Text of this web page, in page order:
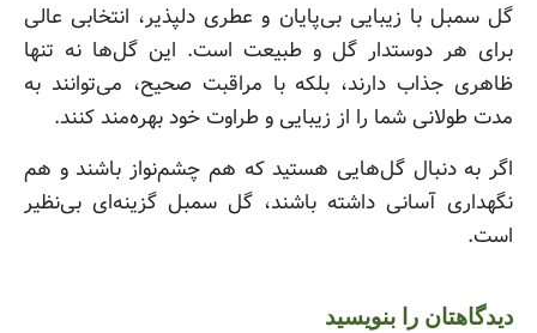
گل سمبل با زیبایی بی‌پایان و عطری دلپذیر، انتخابی عالی
برای هر دوستدار گل و طبیعت است. این گل‌ها نه تنها
ظاهری جذاب دارند، بلکه با مراقبت صحیح، می‌توانند به
مدت طولانی شما را از زیبایی و طراوت خود بهره‌مند کنند.
اگر به دنبال گل‌هایی هستید که هم چشم‌نواز باشند و هم
نگهداری آسانی داشته باشند، گل سمبل گزینه‌ای بی‌نظیر
است.
دیدگاهتان را بنویسید